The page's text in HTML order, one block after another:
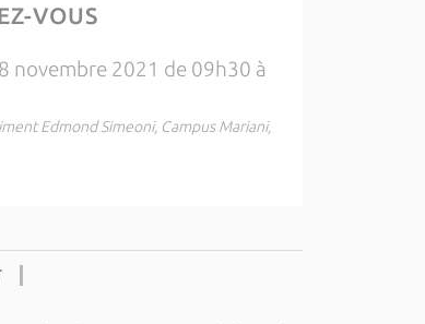
VOUS
novembre 2021 de 09h30 à
Edmond Simeoni, Campus Mariani,